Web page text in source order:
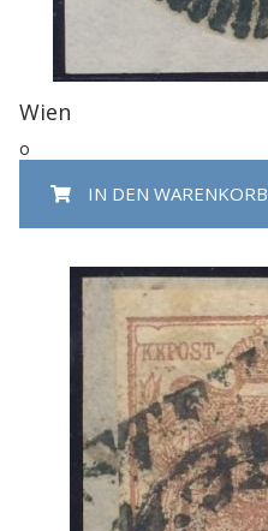
Wien
o
IN DEN WARENKORB